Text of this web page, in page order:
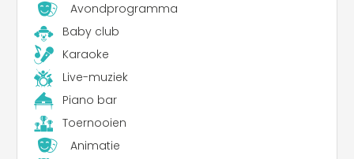
Avondprogramma
Baby club
Karaoke
Live-muziek
Piano bar
Toernooien
Animatie